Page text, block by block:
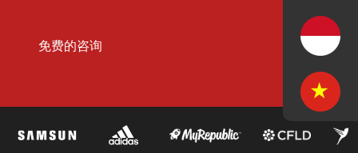
免费的咨询